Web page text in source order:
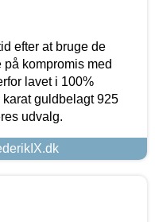
efter at bruge de
på kompromis med
lavet i 100%
guldbelagt 925
udvalg.